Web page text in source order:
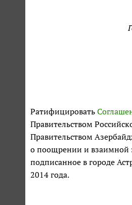
Ратифицировать
Правительством
Правительством
о поощрении и взаимной
подписанное в городе
2014 года.